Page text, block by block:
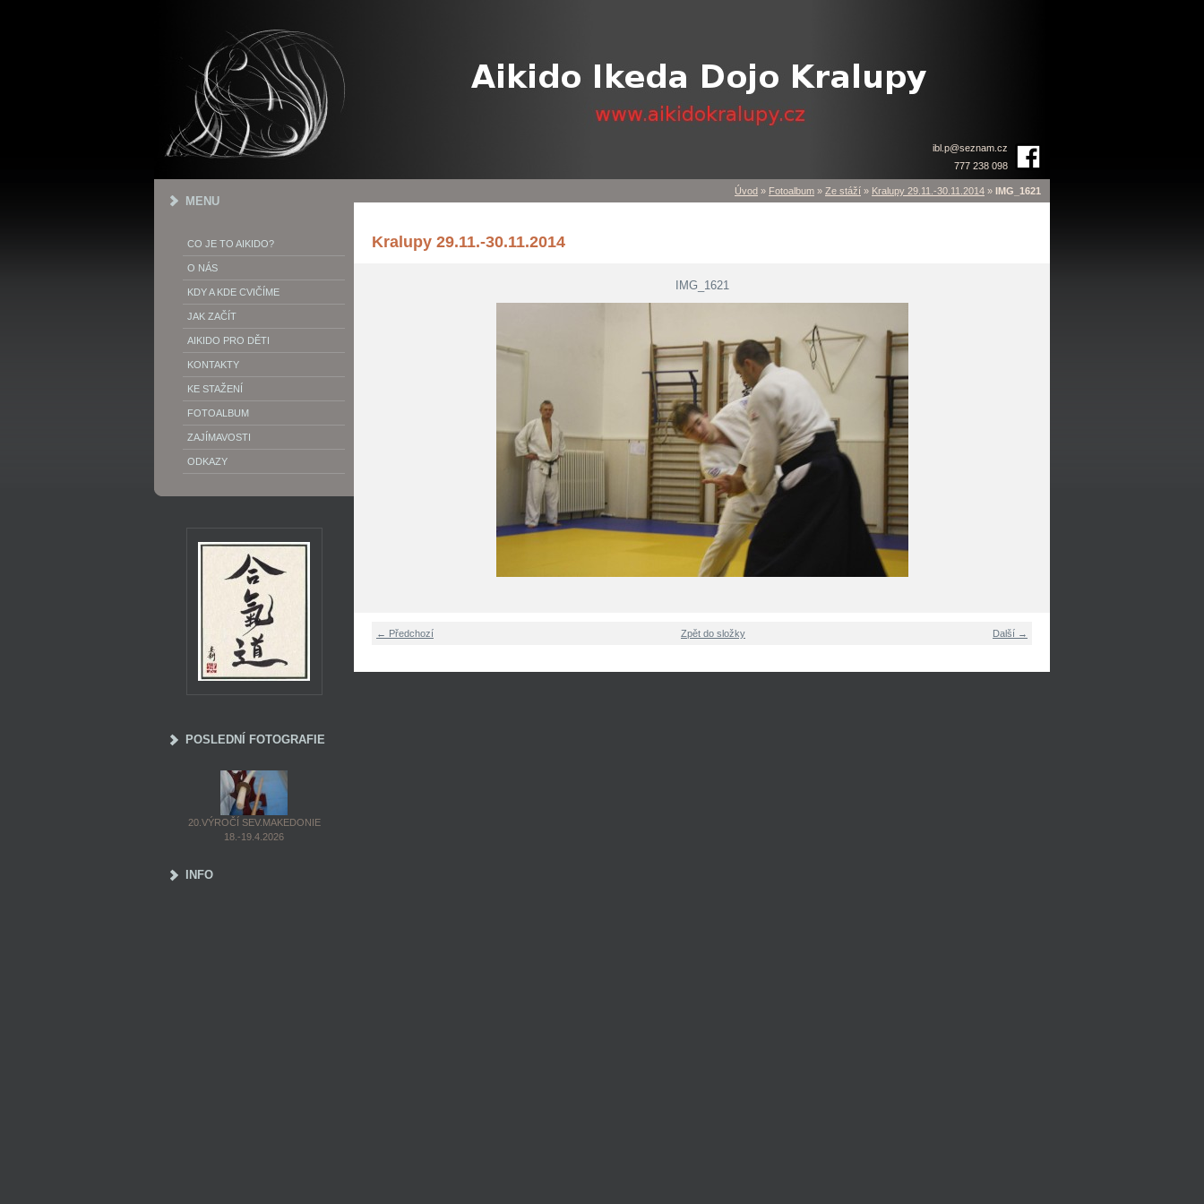
ibl.p@seznam.cz
777 238 098
Úvod » Fotoalbum » Ze stáží » Kralupy 29.11.-30.11.2014 » IMG_1621
Kralupy 29.11.-30.11.2014
IMG_1621
← Předchozí Další →
Zpět do složky
MENU
CO JE TO AIKIDO?
O NÁS
KDY A KDE CVIČÍME
JAK ZAČÍT
AIKIDO PRO DĚTI
KONTAKTY
KE STAŽENÍ
FOTOALBUM
ZAJÍMAVOSTI
ODKAZY
POSLEDNÍ FOTOGRAFIE
20.VÝROČÍ SEV.MAKEDONIE
18.-19.4.2026
INFO